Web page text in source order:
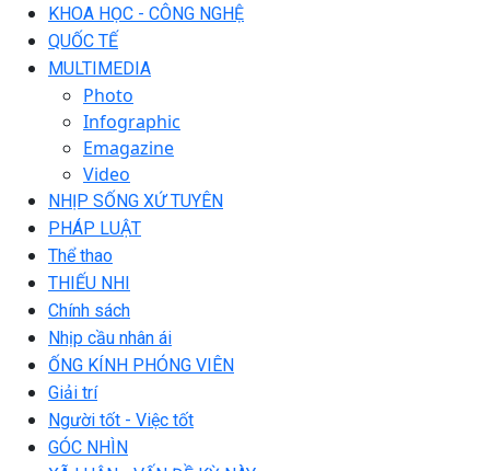
KHOA HỌC - CÔNG NGHỆ
QUỐC TẾ
MULTIMEDIA
Photo
Infographic
Emagazine
Video
NHỊP SỐNG XỨ TUYÊN
PHÁP LUẬT
Thể thao
THIẾU NHI
Chính sách
Nhịp cầu nhân ái
ỐNG KÍNH PHÓNG VIÊN
Giải trí
Người tốt - Việc tốt
GÓC NHÌN